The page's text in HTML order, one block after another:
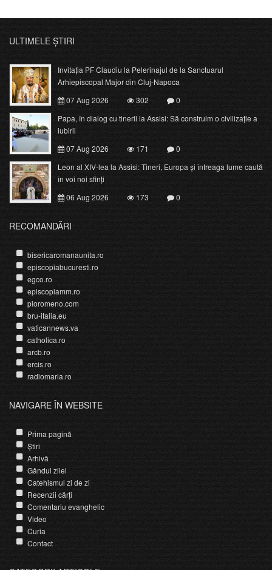
ULTIMELE ȘTIRI
Invitația PF Claudiu la Pelerinajul de la Sanctuarul
Arhiepiscopal Major din Cluj-Napoca
07 Aug 2026
302
0
Papa, în dialog cu tinerii la Assisi: Să construim o civilizație a
iubirii
07 Aug 2026
171
0
Leon al XIV-lea la Assisi: Tineri, Europa și întreaga lume caută
în voi noi sfinți
06 Aug 2026
173 0
RECOMANDĂRI
bisericaromanaunita.ro
episcopiabucuresti.ro
egco.ro
episcopiamm.ro
pioromeno.com
bru-italia.eu
vaticannews.va
catholica.ro
arcb.ro
ercis.ro
radiomaria.ro
NAVIGARE ÎN WEBSITE
Prima pagină
Știri
Arhivă
Gândul zilei
Catehismul zi de zi
Recenzii cărți
Comentariu evanghelic
Video
Curia
Contact